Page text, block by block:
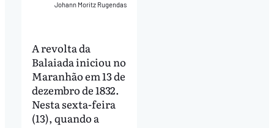
Johann Moritz Rugendas
A revolta da
Balaiada iniciou no
Maranhão em 13 de
dezembro de 1832.
Nesta sexta-feira
(13), quando a